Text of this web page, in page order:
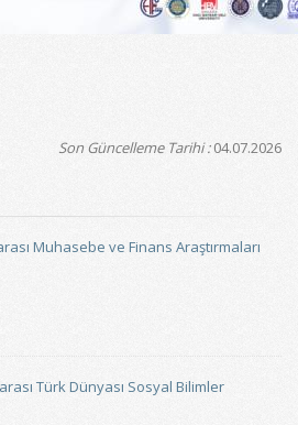
Son Güncelleme Tarihi :04.07.2026
Muhasebe ve Finans Araştırmaları
Türk Dünyası Sosyal Bilimler